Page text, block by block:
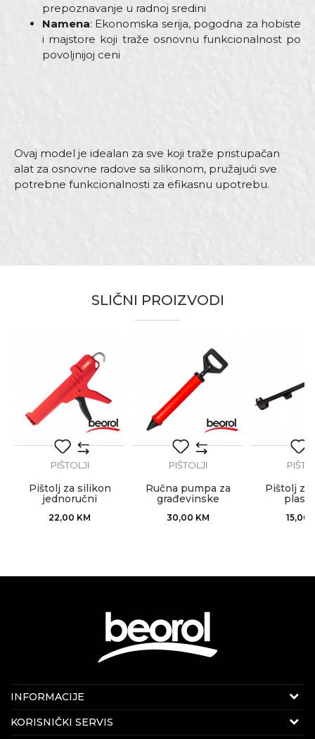
prepoznavanje u radnoj sredini
Namena: Ekonomska serija, pogodna za hobiste
i majstore koji traže osnovnu funkcionalnost po
povoljnijoj ceni
Ovaj model je idealan za sve koji traže pristupačan
alat za osnovne radove sa silikonom, pružajući sve
potrebne funkcionalnosti za efikasnu upotrebu.
Beorol
Namijenjen potrebama svih
Punjenje
Kartuša
Težina
314gr
Hobby, Keramičari, Parketari,
Stolari, Vodoinstalateri, Zidari
Poruka
POŠALJI
SLIČNI PROIZVODI
PIŠTOLJI
Pištolj za silikon
jednoručni
22,00 KM
PIŠTOLJI
Ručna pumpa za
građevinske
30,00 KM
Pištolj za
15,00
Internet prodaja
E-mail: beorolshop@beorol.ba
Telefon:066 714 037
INFORMACIJE
O nama
KORISNIČKI SERVIS